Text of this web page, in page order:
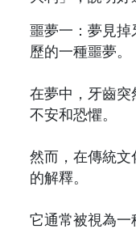
噩夢一：夢見掉
歷的一種噩夢。
在夢中，牙齒突
不安和恐懼。
然而，在傳統文
的解釋。
它通常被視為